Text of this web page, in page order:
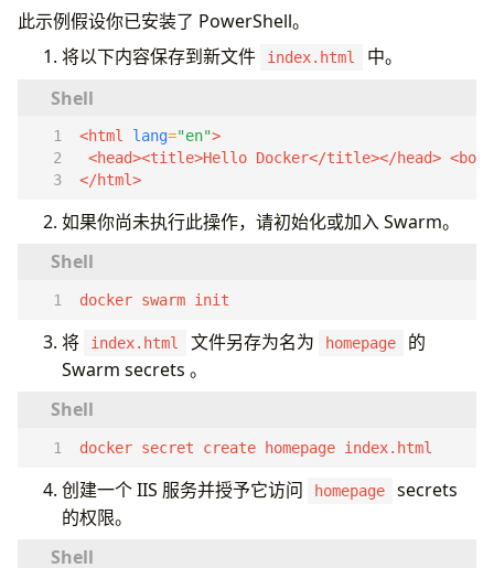
此示例假设你已安装了 PowerShell。
将以下内容保存到新文件
index.html 中。
<html lang="en"
</html>
如果你尚未执行此操作，请初始化或加入 Swarm。
docker swarm init
将 index.html 文件另存为名为 homepage
的
Swarm secrets 。
docker secret create homepage index.html
创建一个 IIS 服务并授予它访问 homepage
secrets
的权限。